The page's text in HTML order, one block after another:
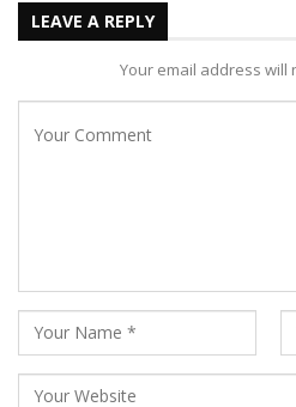
LEAVE A REPLY
Your email address will